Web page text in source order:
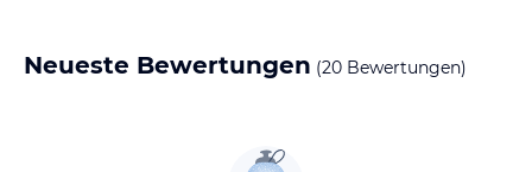
Neueste Bewertungen (20 Bewertungen)